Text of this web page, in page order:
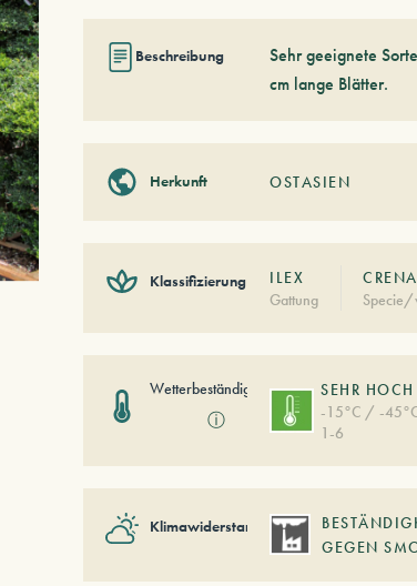
Beschreibung
Sehr geeignete
cm lange Blätter.
Herkunft OSTASIEN
Klassifizierung
ILEX
Gattung
Specie/
Wetterbeständigkeit
ⓘ
SEHR HOCH
-15°C / -
1-6
Klimawiderstand
GEGEN